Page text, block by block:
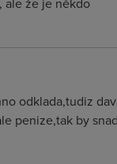
odklada,tudiz
penize,tak by